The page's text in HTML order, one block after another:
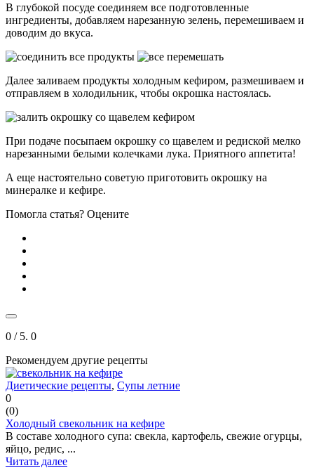
В глубокой посуде соединяем все подготовленные
ингредиенты, добавляем нарезанную зелень, перемешиваем и
доводим до вкуса.
Далее заливаем продукты холодным кефиром, размешиваем и
отправляем в холодильник, чтобы окрошка настоялась.
При подаче посыпаем окрошку со щавелем и редиской мелко
нарезанными белыми колечками лука. Приятного аппетита!
А еще настоятельно советую приготовить окрошку на
минералке и кефире.
Помогла статья? Оцените
0 / 5. 0
Рекомендуем другие рецепты
Диетические рецепты, Супы летние
0
(0)
Холодный свекольник на кефире
В составе холодного супа: свекла, картофель, свежие огурцы,
яйцо, редис, ...
Читать далее